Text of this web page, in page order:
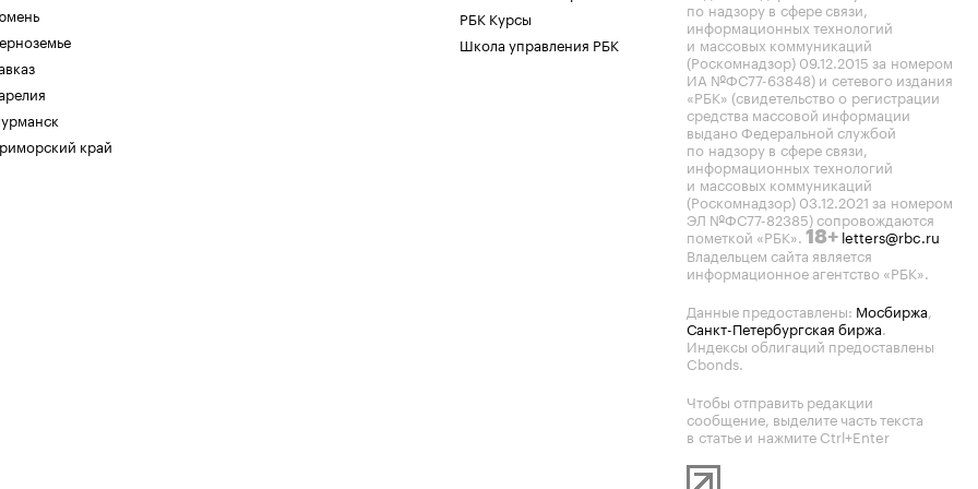
край
РБК Курсы
Школа управления РБК
по надзору в сфере связи,
информационных технологий
и массовых коммуникаций
(Роскомнадзор) 09.12.2015 за номером
ИА №ФС77-63848) и сетевого издания
«РБК» (свидетельство о регистрации
средства массовой информации
выдано Федеральной службой
по надзору в сфере связи,
информационных технологий
и массовых коммуникаций
(Роскомнадзор) 03.12.2021 за номером
ЭЛ №ФС77-82385) сопровождаются
пометкой «РБК». 18+ letters@rbc.ru
Владельцем сайта является
информационное агентство «РБК».
Данные предоставлены: Мосбиржа,
Санкт-Петербургская биржа.
Индексы облигаций предоставлены
Cbonds.
Чтобы отправить редакции
сообщение, выделите часть текста
в статье и нажмите Ctrl+Enter